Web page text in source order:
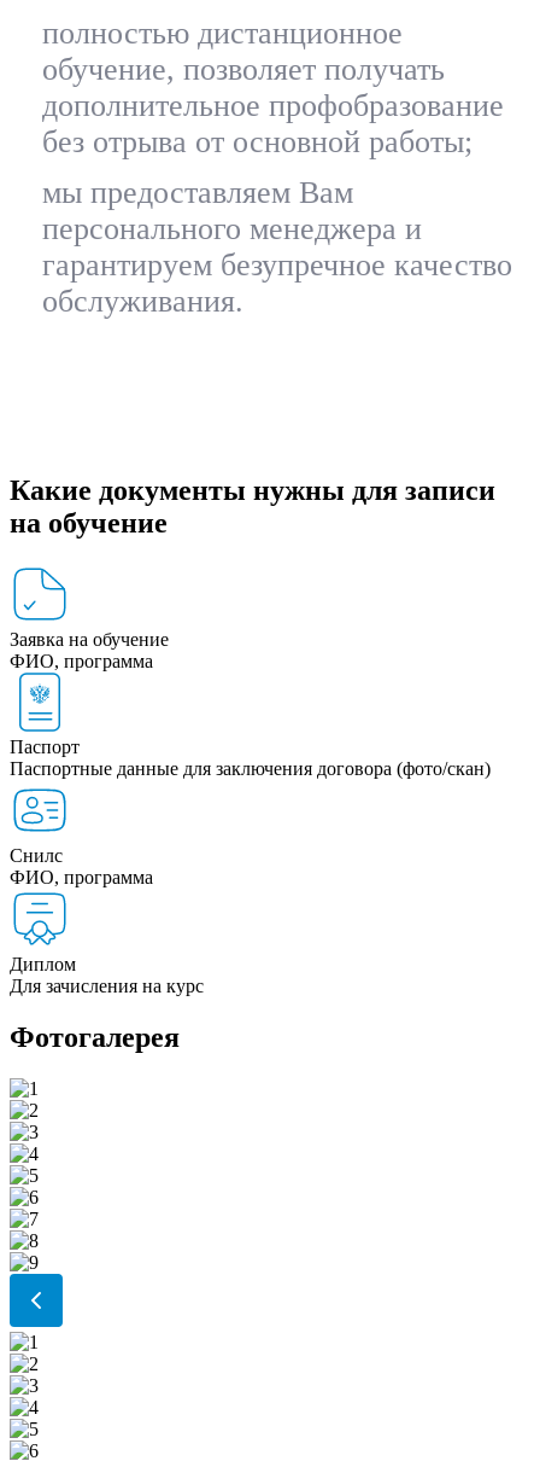
полностью дистанционное
обучение, позволяет получать
дополнительное профобразование
без отрыва от основной работы;
мы предоставляем Вам
персонального менеджера и
гарантируем безупречное качество
обслуживания.
Какие документы нужны для записи
на обучение
Заявка на обучение
ФИО, программа
Паспорт
Паспортные данные для заключения договора (фото/скан)
Снилс
ФИО, программа
Диплом
Для зачисления на курс
Фотогалерея